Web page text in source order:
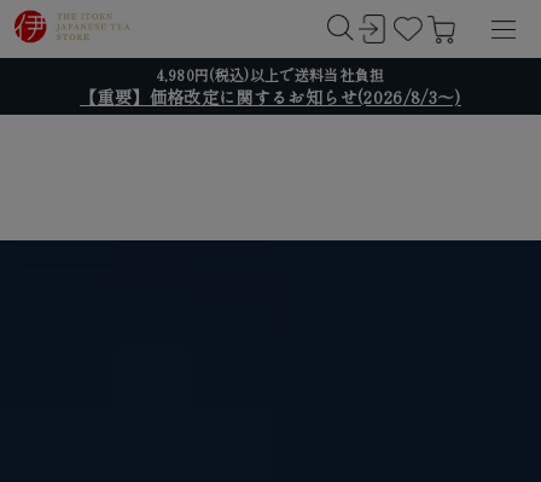
4,980円(税込)以上で送料当社負担
【重要】価格改定に関するお知らせ(2026/8/3～)